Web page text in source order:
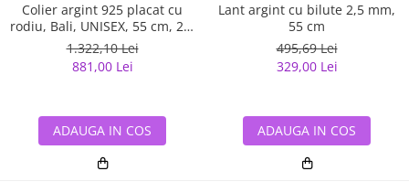
Colier argint 925 placat cu
rodiu, Bali, UNISEX, 55 cm, 2,5
mm
1.322,10 Lei
881,00 Lei
ADAUGA IN COS
Lant argint cu bilute 2,5 mm,
55 cm
495,69 Lei
329,00 Lei
ADAUGA IN COS